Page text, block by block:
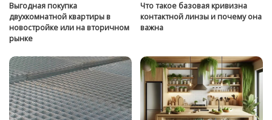
Выгодная покупка
двухкомнатной квартиры в
новостройке или на вторичном
рынке
Что такое базовая кривизна
контактной линзы и почему она
важна